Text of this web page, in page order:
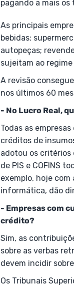
pagando a mais
As principais
bebidas;
autopeças;
sujeitam ao
A revisão
nos últimos 60
- No Lucro Real,
Todas as
créditos de
adotou os critérios
de PIS e COFINS
exemplo, hoje com
informática, dão
- Empresas com
crédito?
Sim, as
sobre as verbas
devem incidir
Os Tribunais